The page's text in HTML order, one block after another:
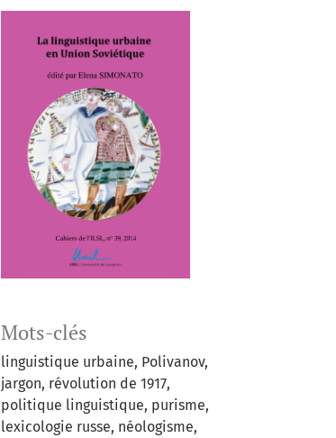
Mots-clés
linguistique urbaine, Polivanov,
jargon, révolution de 1917,
politique linguistique, purisme,
lexicologie russe, néologisme,